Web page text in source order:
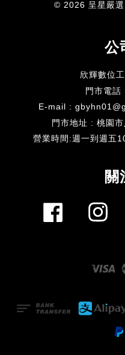
© 2026 呈星嚴
公
欣輝數位
門市電
E-mail :
門市地址 : 桃園
營業時間:週一到週五
關
Facebook